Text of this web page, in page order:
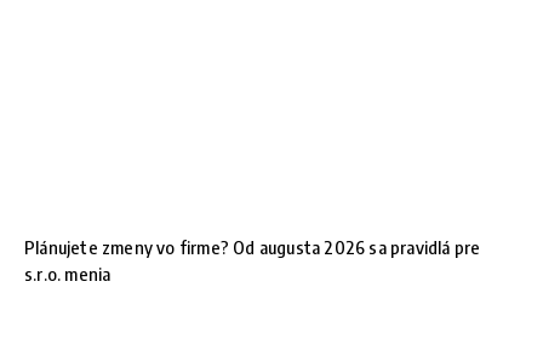
Plánujete zmeny vo firme? Od augusta 2026 sa pravidlá pre
s.r.o. menia